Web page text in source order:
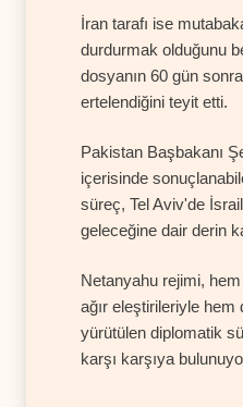
İran tarafı ise
durdurmak olduğunu
dosyanın 60 gün
ertelendiğini teyit etti.
Pakistan Başbakanı
içerisinde
süreç, Tel Aviv'de
geleceğine dair derin
Netanyahu rejimi,
ağır eleştirileriyle hem
yürütülen diplomatik
karşı karşıya